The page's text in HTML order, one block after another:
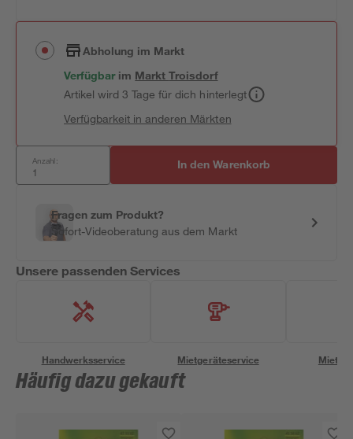
Abholung im Markt
Verfügbar im MarktTroisdorf
Artikel wird 3 Tage für dich hinterlegt
Verfügbarkeit in anderen Märkten
Anzahl: In den Warenkorb
Fragen zum Produkt?
Sofort-Videoberatung aus dem Markt
Unsere passenden Services
Handwerksservice Mietgeräteservice
Häufig dazu gekauft